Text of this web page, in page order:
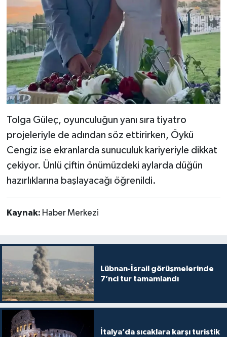
Tolga Güleç, oyunculuğun yanı sıra tiyatro
projeleriyle de adından söz ettirirken, Öykü
Cengiz ise ekranlarda sunuculuk kariyeriyle dikkat
çekiyor. Ünlü çiftin önümüzdeki aylarda düğün
hazırlıklarına başlayacağı öğrenildi.
Kaynak: Haber Merkezi
Lübnan-İsrail görüşmelerinde
7’nci tur tamamlandı
İtalya’da sıcaklara karşı turistik